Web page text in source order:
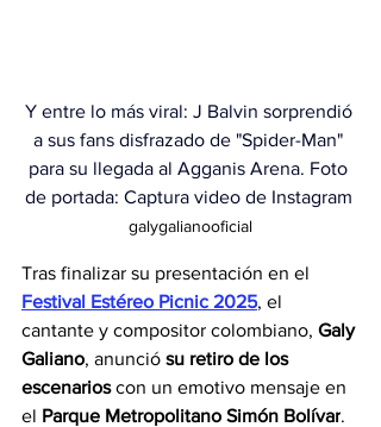
Y entre lo más viral: J Balvin sorprendió
a sus fans disfrazado de "Spider-Man"
para su llegada al Agganis Arena. Foto
de portada: Captura video de Instagram
galygalianooficial
Tras finalizar su presentación en el
Festival Estéreo Picnic 2025, el
cantante y compositor colombiano, Galy
Galiano, anunció su retiro de los
escenarios con un emotivo mensaje en
el Parque Metropolitano Simón Bolívar.